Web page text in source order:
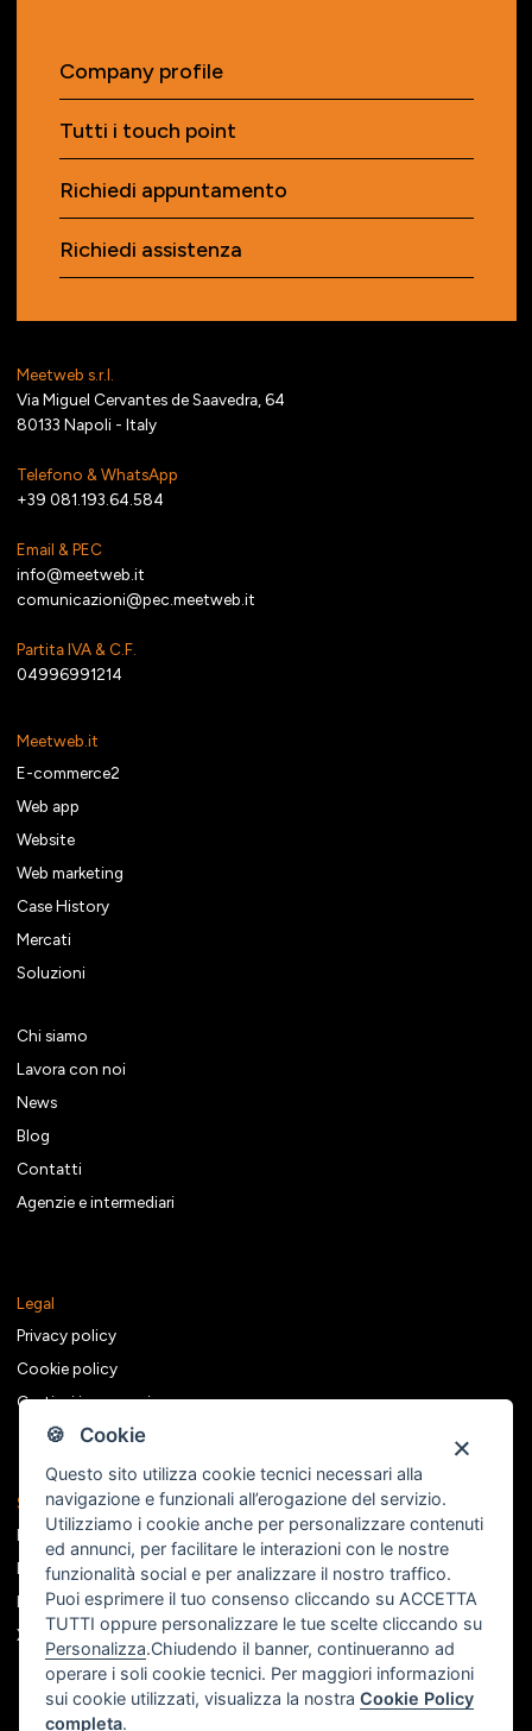
🍪 Cookie
Questo sito utilizza cookie tecnici necessari alla
navigazione e funzionali all’erogazione del servizio.
Utilizziamo i cookie anche per personalizzare contenuti
ed annunci, per facilitare le interazioni con le nostre
funzionalità social e per analizzare il nostro traffico.
Puoi esprimere il tuo consenso cliccando su ACCETTA
TUTTI oppure personalizzare le tue scelte cliccando su
Personalizza.Chiudendo il banner, continueranno ad
operare i soli cookie tecnici. Per maggiori informazioni
sui cookie utilizzati, visualizza la nostraCookie Policy
completa.
Meetweb s.r.l.
Via Miguel Cervantes de Saavedra, 64
80133 Napoli - Italy
Telefono & WhatsApp
+39 081.193.64.584
Email & PEC
info@meetweb.it
comunicazioni@pec.meetweb.it
Partita IVA & C.F.
04996991214
Meetweb.it
E-commerce2
Web app
Website
Web marketing
Case History
Mercati
Soluzioni
Chi siamo
Lavora con noi
News
Blog
Contatti
Agenzie e intermediari
Legal
Privacy policy
Cookie policy
Gestisci i consensi
Seguici sui social
Facebook
Instagram
Linkedin
X
Company profile
Tutti i touch point
Richiedi appuntamento
Richiedi assistenza